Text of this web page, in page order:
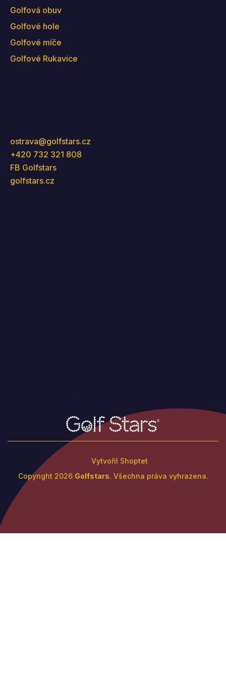
Golfová obuv
Golfové hole
Golfové míče
Golfové Rukavice
ostrava@golfstars.cz
+420 732 321 808
FB Golfstars
golfstars.cz
Vytvořil Shoptet
Copyright 2026 Golfstars. Všechna práva vyhrazena.